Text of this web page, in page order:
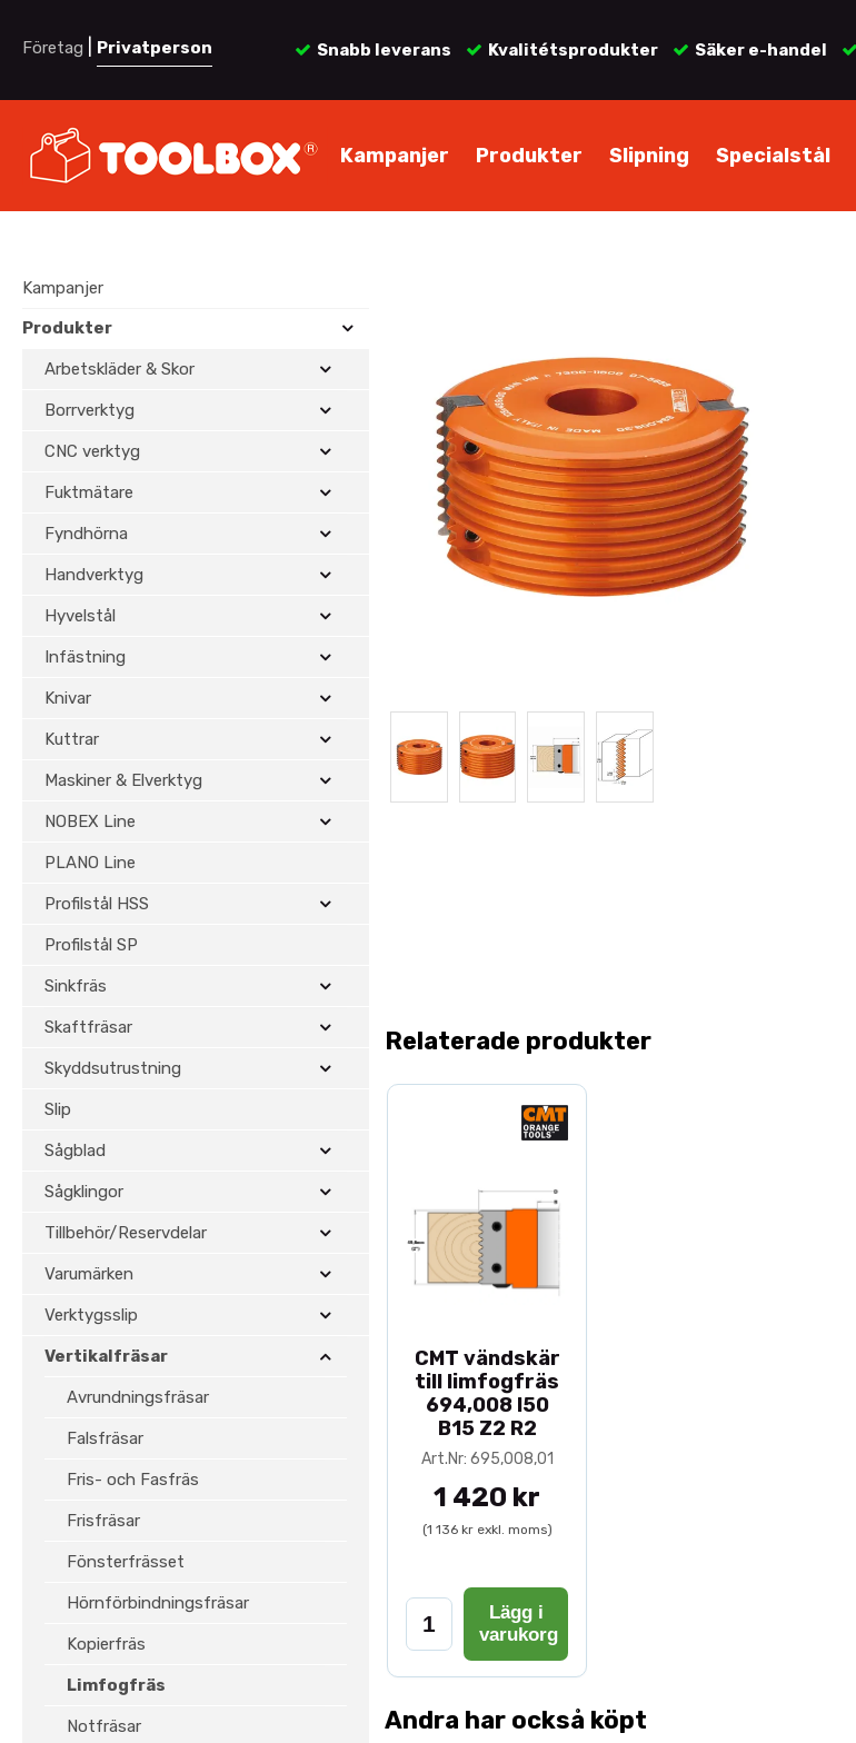
Företag Privatperson Snabb leverans Kvalitétsprodukter Säker e-handel
Kampanjer Produkter Slipning Specialstål
Kampanjer
Produkter
Arbetskläder & Skor
Borrverktyg
CNC verktyg
Fuktmätare
Fyndhörna
Handverktyg
Hyvelstål
Infästning
Knivar
Kuttrar
Maskiner & Elverktyg
NOBEX Line
PLANO Line
Profilstål HSS
Profilstål SP
Sinkfräs
Skaftfräsar
Skyddsutrustning
Slip
Sågblad
Sågklingor
Tillbehör/Reservdelar
Varumärken
Verktygsslip
Vertikalfräsar
Avrundningsfräsar
Falsfräsar
Fris- och Fasfräs
Frisfräsar
Fönsterfrässet
Hörnförbindningsfräsar
Kopierfräs
Limfogfräs
Notfräsar
Relaterade produkter
CMT vändskär
till limfogfräs
694,008 I50
B15 Z2 R2
Art.Nr: 695,008,01
1 420 kr
(1 136 kr exkl. moms)
Lägg i
varukorg
Andra har också köpt